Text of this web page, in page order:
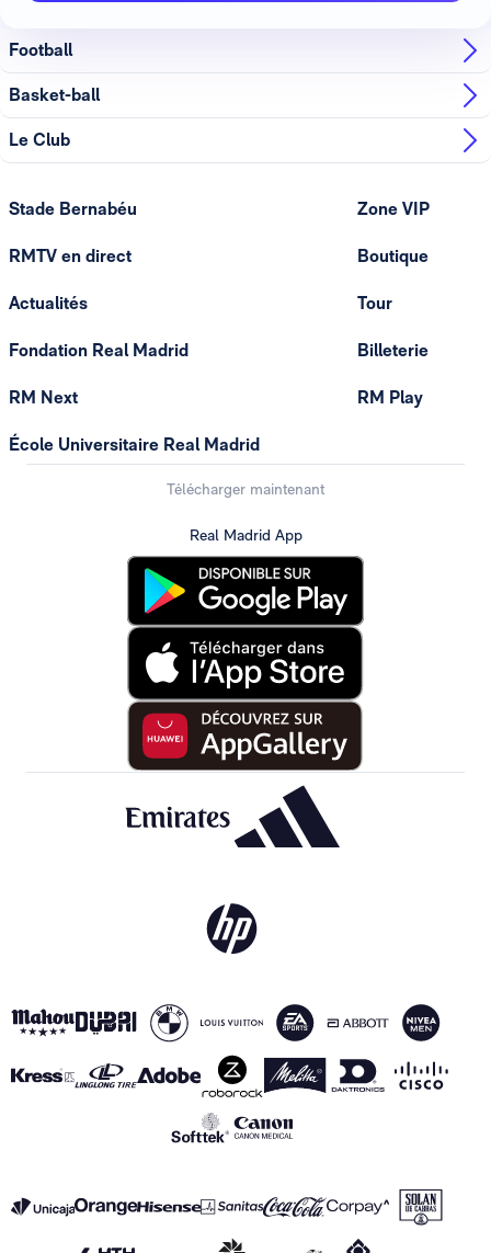
Football
Basket-ball
Le Club
Stade Bernabéu
RMTV en direct
Actualités
Fondation Real Madrid
RM Next
École Universitaire Real Madrid
Zone VIP
Boutique
Tour
Billeterie
RM Play
Télécharger maintenant
Real Madrid App